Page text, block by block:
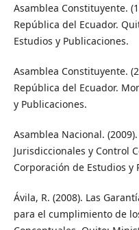
Asamblea Constituyente.
República del Ecuador.
Estudios y Publicaciones.
Asamblea Constituyente.
República del Ecuador.
y Publicaciones.
Asamblea Nacional.
Jurisdiccionales y Control
Corporación de Estudios y
Ávila, R. (2008). Las
para el cumplimiento de